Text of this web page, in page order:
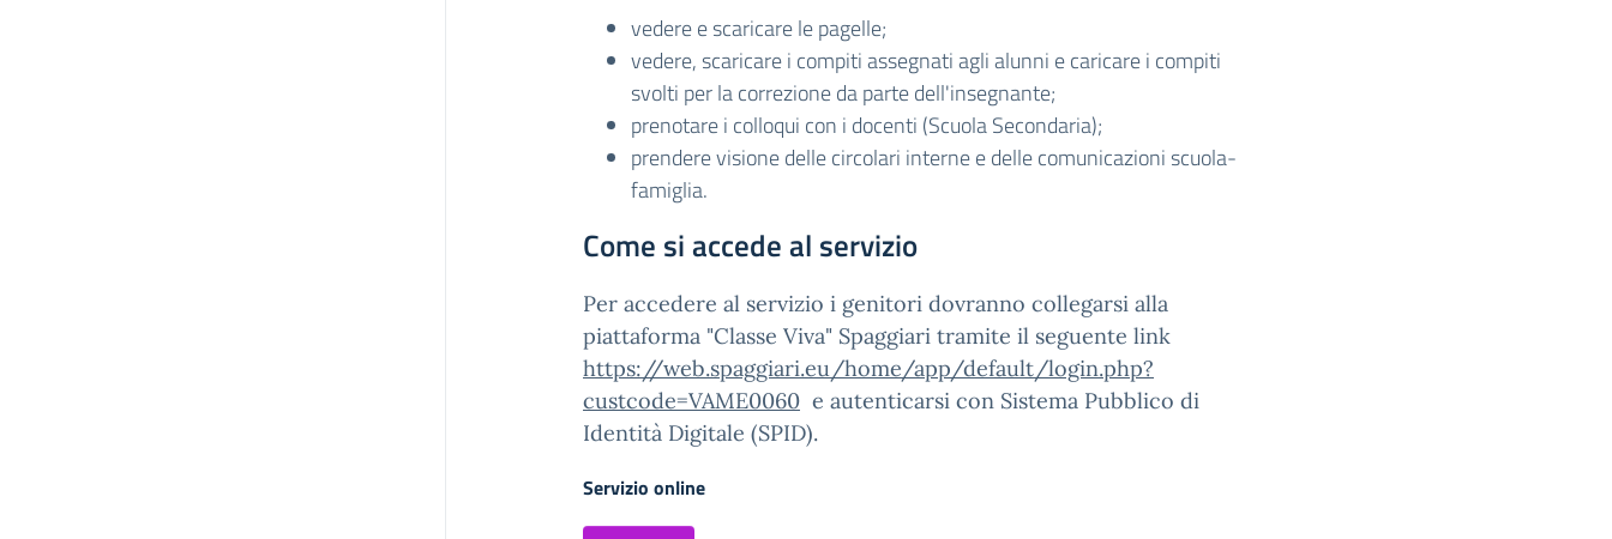
vedere e scaricare le pagelle;
vedere, scaricare i compiti assegnati agli alunni e caricare i compiti
svolti per la correzione da parte dell'insegnante;
prenotare i colloqui con i docenti (Scuola Secondaria);
prendere visione delle circolari interne e delle comunicazioni scuola-
famiglia.
Come si accede al servizio
Per accedere al servizio i genitori dovranno collegarsi alla
piattaforma "Classe Viva" Spaggiari tramite il seguente link
https://web.spaggiari.eu/home/app/default/login.php?
custcode=VAME0060 e autenticarsi con Sistema Pubblico di
Identità Digitale (SPID).
Servizio online